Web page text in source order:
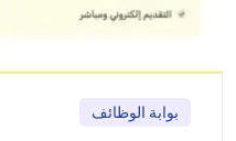
بوابة الوظائف